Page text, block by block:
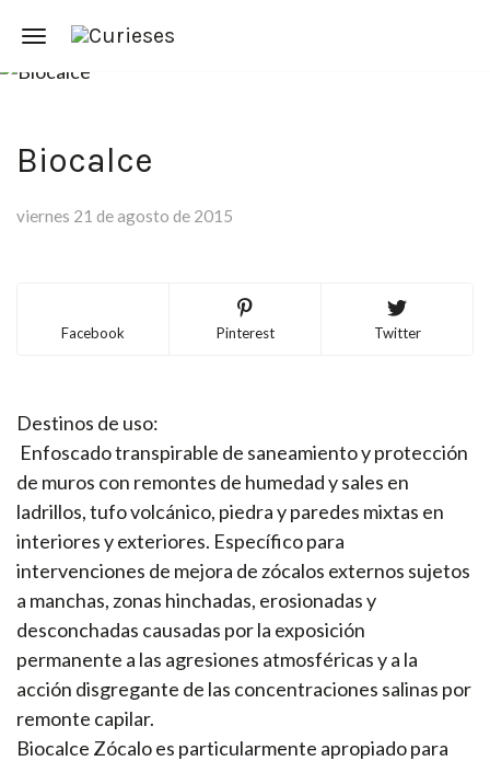
Toggle navigation
Biocalce
viernes 21 de agosto de 2015
Facebook Pinterest Twitter
Destinos de uso:
Enfoscado transpirable de saneamiento y protección
de muros con remontes de humedad y sales en
ladrillos, tufo volcánico, piedra y paredes mixtas en
interiores y exteriores. Específico para
intervenciones de mejora de zócalos externos sujetos
a manchas, zonas hinchadas, erosionadas y
desconchadas causadas por la exposición
permanente a las agresiones atmosféricas y a la
acción disgregante de las concentraciones salinas por
remonte capilar.
Biocalce Zócalo es particularmente apropiado para